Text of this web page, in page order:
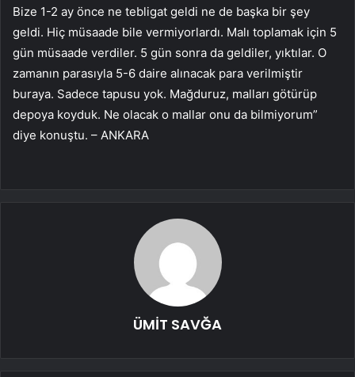
Bize 1-2 ay önce ne tebligat geldi ne de başka bir şey
geldi. Hiç müsaade bile vermiyorlardı. Malı toplamak için 5
gün müsaade verdiler. 5 gün sonra da geldiler, yıktılar. O
zamanın parasıyla 5-6 daire alınacak para verilmiştir
buraya. Sadece tapusu yok. Mağduruz, malları götürüp
depoya koyduk. Ne olacak o mallar onu da bilmiyorum”
diye konuştu. – ANKARA
ÜMİT SAVĞA